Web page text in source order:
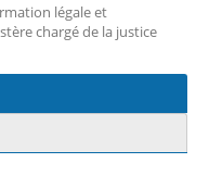
légale et
chargé de la justice